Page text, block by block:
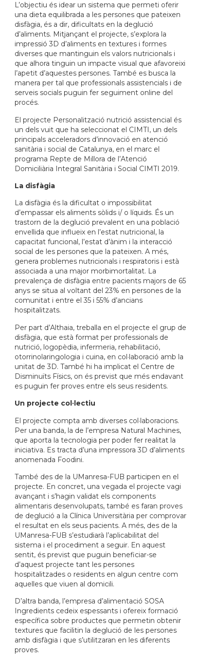
L’objectiu és idear un sistema que permeti oferir
una dieta equilibrada a les persones que pateixen
disfàgia, és a dir, dificultats en la deglució
d’aliments. Mitjançant el projecte, s’explora la
impressió 3D d’aliments en textures i formes
diverses que mantinguin els valors nutricionals i
que alhora tinguin un impacte visual que afavoreixi
l’apetit d’aquestes persones. També es busca la
manera per tal que professionals assistencials i de
serveis socials puguin fer seguiment online del
procés.
El projecte Personalització nutrició assistencial és
un dels vuit que ha seleccionat el CIMTI, un dels
principals acceleradors d’innovació en atenció
sanitària i social de Catalunya, en el marc el
programa Repte de Millora de l’Atenció
Domiciliària Integral Sanitària i Social CIMTI 2019.
La disfàgia
La disfàgia és la dificultat o impossibilitat
d’empassar els aliments sòlids i/ o líquids. És un
trastorn de la deglució prevalent en una població
envellida que influeix en l’estat nutricional, la
capacitat funcional, l’estat d’ànim i la interacció
social de les persones que la pateixen. A més,
genera problemes nutricionals i respiratoris i està
associada a una major morbimortalitat. La
prevalença de disfàgia entre pacients majors de 65
anys se situa al voltant del 23% en persones de la
comunitat i entre el 35 i 55% d’ancians
hospitalitzats.
Per part d’Althaia, treballa en el projecte el grup de
disfàgia, que està format per professionals de
nutrició, logopèdia, infermeria, rehabilitació,
otorrinolaringologia i cuina, en col·laboració amb la
unitat de 3D. També hi ha implicat el Centre de
Disminuïts Físics, on és previst que més endavant
es puguin fer proves entre els seus residents.
Un projecte col·lectiu
El projecte compta amb diverses col·laboracions.
Per una banda, la de l’empresa Natural Machines,
que aporta la tecnologia per poder fer realitat la
iniciativa. Es tracta d’una impressora 3D d’aliments
anomenada Foodini.
També des de la UManresa-FUB participen en el
projecte. En concret, una vegada el projecte vagi
avançant i s’hagin validat els components
alimentaris desenvolupats, també es faran proves
de deglució a la Clínica Universitària per comprovar
el resultat en els seus pacients. A més, des de la
UManresa-FUB s’estudiarà l’aplicabilitat del
sistema i el procediment a seguir. En aquest
sentit, és previst que puguin beneficiar-se
d’aquest projecte tant les persones
hospitalitzades o residents en algun centre com
aquelles que viuen al domicili.
D’altra banda, l’empresa d’alimentació SOSA
Ingredients cedeix espessants i ofereix formació
específica sobre productes que permetin obtenir
textures que facilitin la deglució de les persones
amb disfàgia i que s’utilitzaran en les diferents
proves.